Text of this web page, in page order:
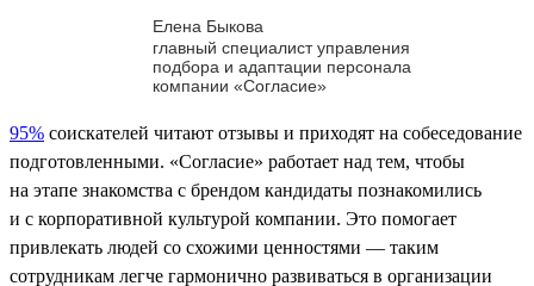
Елена Быкова
главный специалист управления
подбора и адаптации персонала
компании «Согласие»
95% соискателей читают отзывы и приходят на собеседование
подготовленными. «Согласие» работает над тем, чтобы
на этапе знакомства с брендом кандидаты познакомились
и с корпоративной культурой компании. Это помогает
привлекать людей со схожими ценностями — таким
сотрудникам легче гармонично развиваться в организации